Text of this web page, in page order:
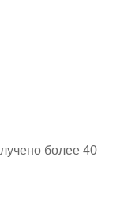
более 40